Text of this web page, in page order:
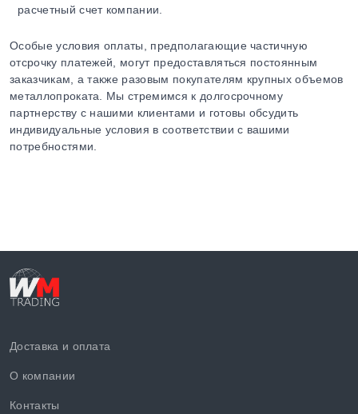
расчетный счет компании.
Особые условия оплаты, предполагающие частичную
отсрочку платежей, могут предоставляться постоянным
заказчикам, а также разовым покупателям крупных объемов
металлопроката. Мы стремимся к долгосрочному
партнерству с нашими клиентами и готовы обсудить
индивидуальные условия в соответствии с вашими
потребностями.
Доставка и оплата
О компании
Контакты